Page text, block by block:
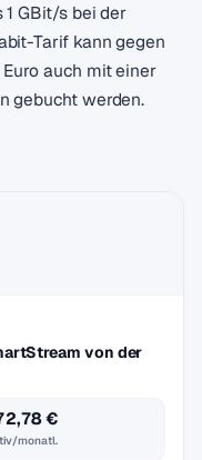
GBit/s bei der
Tarif kann gegen
auch mit einer
gebucht werden.
von der
€
monatl.